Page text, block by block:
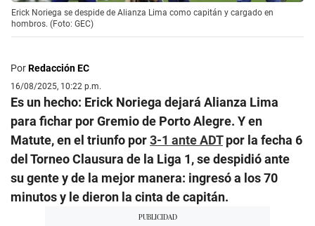
Erick Noriega se despide de Alianza Lima como capitán y cargado en
hombros. (Foto: GEC)
PorRedacción EC
16/08/2025, 10:22 p.m.
Es un hecho: Erick Noriega dejará Alianza Lima
para fichar por Gremio de Porto Alegre. Y en
Matute, en el triunfo por3-1 ante ADTpor la fecha 6
del Torneo Clausura de la Liga 1, se despidió ante
su gente y de la mejor manera: ingresó a los 70
minutos y le dieron la cinta de capitán.